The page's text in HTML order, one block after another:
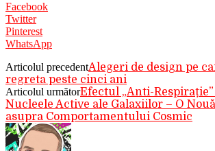
Facebook
Twitter
Pinterest
WhatsApp
Articolul precedentAlegeri de design pe
regreta peste cinci ani
Articolul următorEfectul „Anti-
Nucleele Active ale Galaxiilor – O
asupra Comportamentului Cosmic